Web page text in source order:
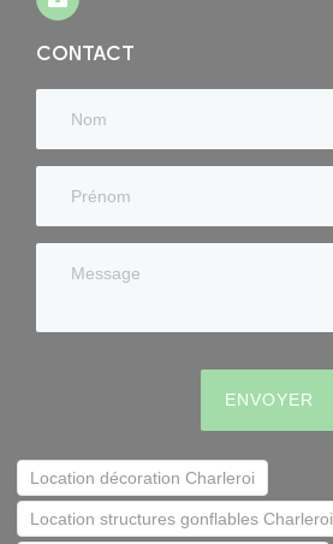
CONTACT
ENVOYER
Location décoration Charleroi
Location structures gonflables Charleroi